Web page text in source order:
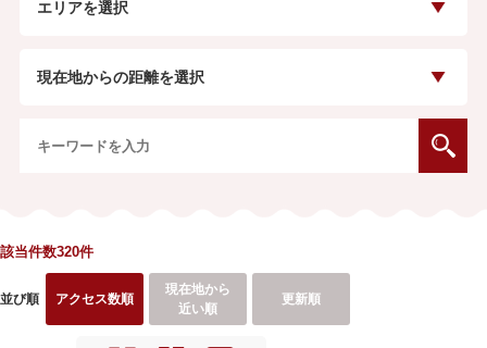
エリアを選択
現在地からの距離を選択
該当件数320件
並び順 アクセス数順
現在地から
近い順
更新順